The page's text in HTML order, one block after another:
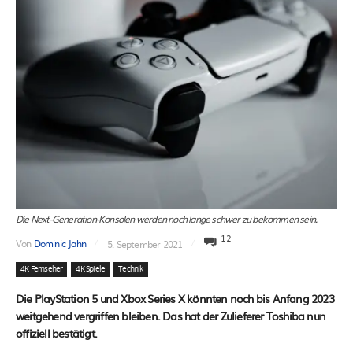
Die Next-Generation-Konsolen werden noch lange schwer zu bekommen sein.
Von Dominic Jahn 5. September 2021 12
4K Fernseher 4K Spiele Technik
Die PlayStation 5 und Xbox Series X könnten noch bis Anfang 2023
weitgehend vergriffen bleiben. Das hat der Zulieferer Toshiba nun
offiziell bestätigt.